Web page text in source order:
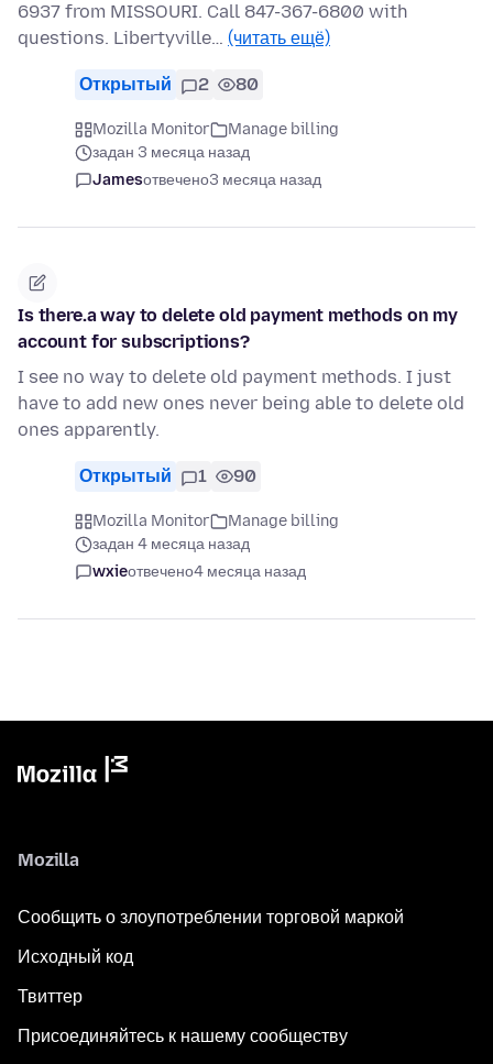
6937 from MISSOURI. Call 847-367-6800 with
questions. Libertyville… (читать ещё)
Открытый 2 80
Mozilla Monitor
Manage billing
задан 3 месяца назад
Jamesотвечено3 месяца назад
Is there.a way to delete old payment methods on my
account for subscriptions?
I see no way to delete old payment methods. I just
have to add new ones never being able to delete old
ones apparently.
Открытый 1 90
Mozilla Monitor
Manage billing
задан 4 месяца назад
wxieотвечено4 месяца назад
Mozilla
Сообщить о злоупотреблении торговой маркой
Исходный код
Твиттер
Присоединяйтесь к нашему сообществу